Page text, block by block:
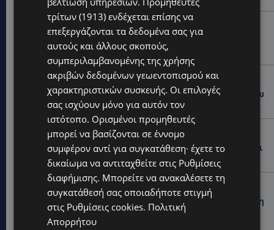
VIBE NEWS
Διεθνώς αναγνωρισμένα κρασιά στην κορυφαία
σχέση ποιότητας-τιμής από τη Lidl Κύπρου
UPDATES
Ξεκίνησε η αντικατάσταση 100 χιλιομέτρων δικτύου
ύδρευσης στο κέντρο της Λεμεσού
VIBE NEWS
Η Mercedes-Benz γιορτάζει έναν αιώνα ιστορίας και
κοιτάζει προς το μέλλον
UPDATES
ΚΟΚΚΙΝΟΤΡΙΜΙΘΙΑ: Σκύλος στον δρόμο μέσα στη ζέστη
– Το καλοκαιρινό «κύμα» εγκατάλειψης ζώων και η
ευθύνη που δεν κάνει διακοπές
τρίτων (1913) ενδέχεται επίσης να
επεξεργάζονται τα δεδομένα σας για
αυτούς και άλλους σκοπούς,
συμπεριλαμβανομένης της χρήσης
ακριβών δεδομένων γεωεντοπισμού και
χαρακτηριστικών συσκευής. Οι επιλογές
σας ισχύουν μόνο για αυτόν τον
ιστότοπο. Ορισμένοι προμηθευτές
μπορεί να βασίζονται σε έννομο
συμφέρον αντί για συγκατάθεση· έχετε το
δικαίωμα να αντιταχθείτε στις Ρυθμίσεις
διαφήμισης. Μπορείτε να ανακαλέσετε τη
συγκατάθεσή σας οποιαδήποτε στιγμή
στις Ρυθμίσεις cookies. Πολιτική
Απορρήτου